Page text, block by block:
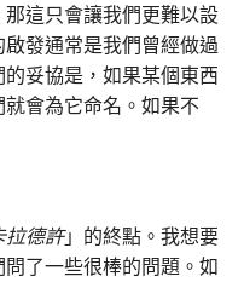
這只會讓我們更難以設
發通常是我們曾經做過
妥協是，如果某個東西
會為它命名。如果不
拉德許」的終點。我想要
了一些很棒的問題。如